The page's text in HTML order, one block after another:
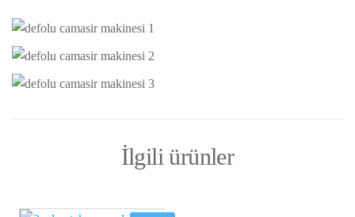
İlgili ürünler